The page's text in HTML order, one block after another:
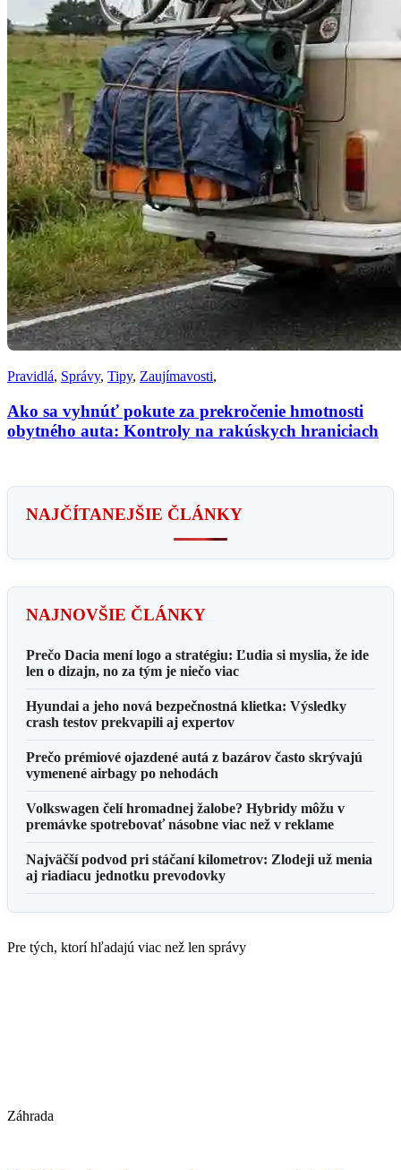
Pravidlá, Správy, Tipy, Zaujímavosti,
Ako sa vyhnúť pokute za prekročenie hmotnosti
obytného auta: Kontroly na rakúskych hraniciach
NAJČÍTANEJŠIE ČLÁNKY
NAJNOVŠIE ČLÁNKY
Prečo Dacia mení logo a stratégiu: Ľudia si myslia, že ide
len o dizajn, no za tým je niečo viac
Hyundai a jeho nová bezpečnostná klietka: Výsledky
crash testov prekvapili aj expertov
Prečo prémiové ojazdené autá z bazárov často skrývajú
vymenené airbagy po nehodách
Volkswagen čelí hromadnej žalobe? Hybridy môžu v
premávke spotrebovať násobne viac než v reklame
Najväčší podvod pri stáčaní kilometrov: Zlodeji už menia
aj riadiacu jednotku prevodovky
Pre tých, ktorí hľadajú viac než len správy
Záhrada